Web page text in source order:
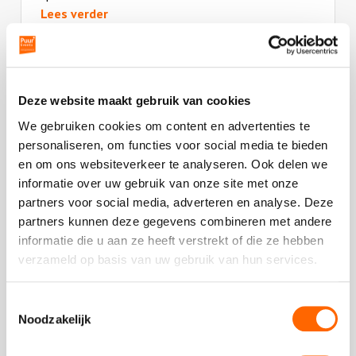
Deze website maakt gebruik van cookies
We gebruiken cookies om content en advertenties te
personaliseren, om functies voor social media te bieden
en om ons websiteverkeer te analyseren. Ook delen we
informatie over uw gebruik van onze site met onze
partners voor social media, adverteren en analyse. Deze
partners kunnen deze gegevens combineren met andere
informatie die u aan ze heeft verstrekt of die ze hebben
verzameld op basis van uw gebruik van hun services.
Noodzakelijk
Lees verder
kreeg
cijfer
een
5
Plaats een review
Bekijk alle reviews